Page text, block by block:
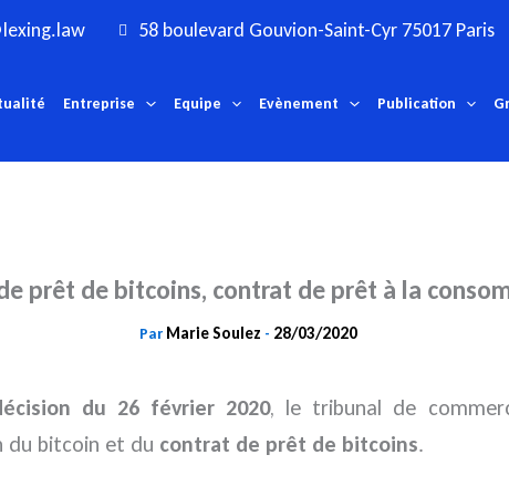
58 boulevard Gouvion-Saint-Cyr 75017 Paris
Entreprise Equipe Evènement Publication
prêt de bitcoins, contrat de prêt à la
Par Marie Soulez - 28/03/2020
du 26 février 2020, le tribunal de
du bitcoin et du contrat de prêt de bitcoins.